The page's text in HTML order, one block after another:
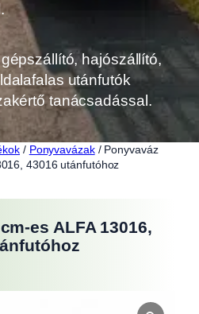
hajószállító,
utánfutók
tanácsadással.
/ Ponyvavázak/ Ponyvaváz
43016 utánfutóhoz
es ALFA 13016,